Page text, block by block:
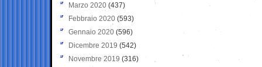
Marzo 2020 (437)
Febbraio 2020 (593)
Gennaio 2020 (596)
Dicembre 2019 (542)
Novembre 2019 (316)